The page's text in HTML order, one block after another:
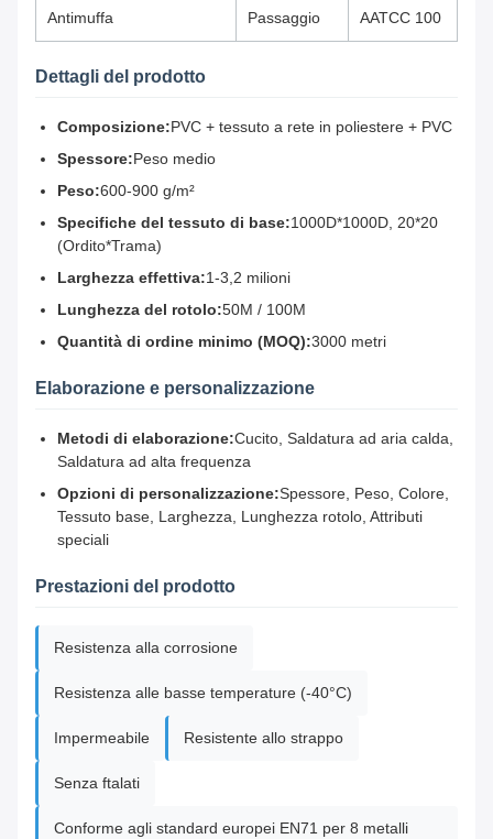
Antimuffa Passaggio AATCC 100
Dettagli del prodotto
Composizione:PVC + tessuto a rete in poliestere + PVC
Spessore:Peso medio
Peso:600-900 g/m²
Specifiche del tessuto di base:1000D*1000D, 20*20
(Ordito*Trama)
Larghezza effettiva:1-3,2 milioni
Lunghezza del rotolo:50M / 100M
Quantità di ordine minimo (MOQ):3000 metri
Elaborazione e personalizzazione
Metodi di elaborazione:Cucito, Saldatura ad aria calda,
Saldatura ad alta frequenza
Opzioni di personalizzazione:Spessore, Peso, Colore,
Tessuto base, Larghezza, Lunghezza rotolo, Attributi
speciali
Prestazioni del prodotto
Resistenza alla corrosione
Resistenza alle basse temperature (-40°C)
Impermeabile Resistente allo strappo
Senza ftalati
Conforme agli standard europei EN71 per 8 metalli